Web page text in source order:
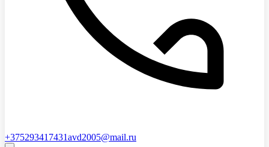
+375293417431avd2005@mail.ru